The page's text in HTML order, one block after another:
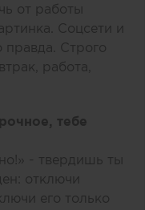
от работы
Соцсети и
правда. Строго
работа,
тебе
- твердишь ты
отключи
его только